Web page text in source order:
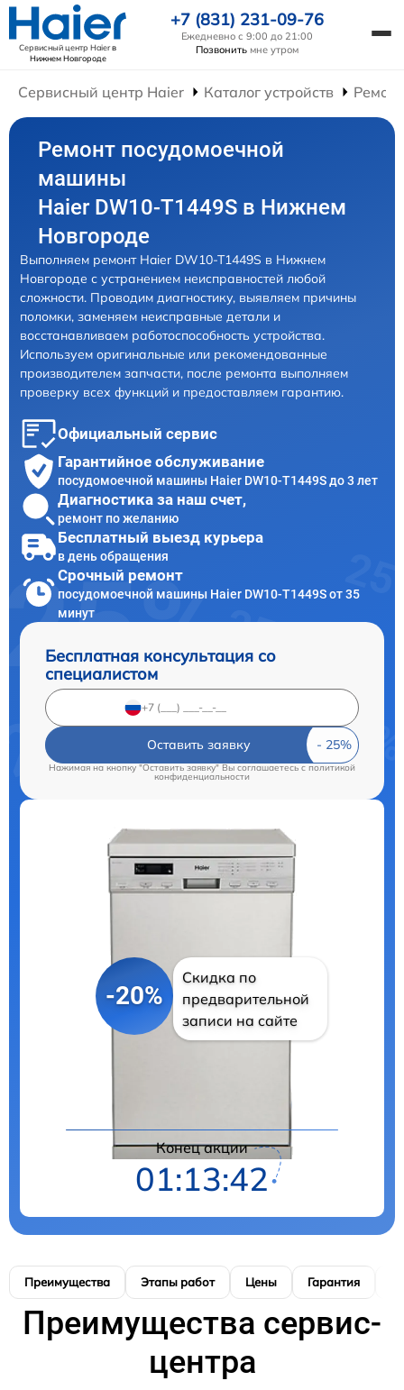
Сервисный центр Haierв
Нижнем Новгороде
+7 (831) 231-09-76
Ежедневно с 9:00 до 21:00
Позвонить мне утром
Сервисный центр Haier Каталог устройств
Ремонт посудомоечной
машины
Haier DW10-T1449S в Нижнем
Новгороде
Выполняем ремонт Haier DW10-T1449S в Нижнем
Новгороде с устранением неисправностей любой
сложности. Проводим диагностику, выявляем причины
поломки, заменяем неисправные детали и
восстанавливаем работоспособность устройства.
Используем оригинальные или рекомендованные
производителем запчасти, после ремонта выполняем
проверку всех функций и предоставляем гарантию.
Официальный сервис
Гарантийное обслуживание
посудомоечной машины Haier DW10-T1449S до 3 лет
Диагностика за наш счет,
ремонт по желанию
Бесплатный выезд курьера
в день обращения
Срочный ремонт
посудомоечной машины Haier DW10-T1449S от 35
минут
Бесплатная консультация со
специалистом
Оставить заявку
Нажимая на кнопку "Оставить заявку" Вы соглашаетесь cполитикой
конфиденциальности
-20%
Скидка по
предварительной
записи на сайте
Конец акции
01:13:41
Преимущества Этапы работ Цены Гарантия
Преимущества сервис-
центра